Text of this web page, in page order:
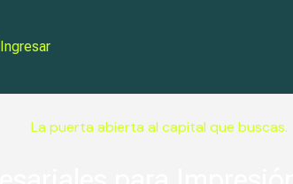
Ingresar
La puerta abierta al capital que buscas.